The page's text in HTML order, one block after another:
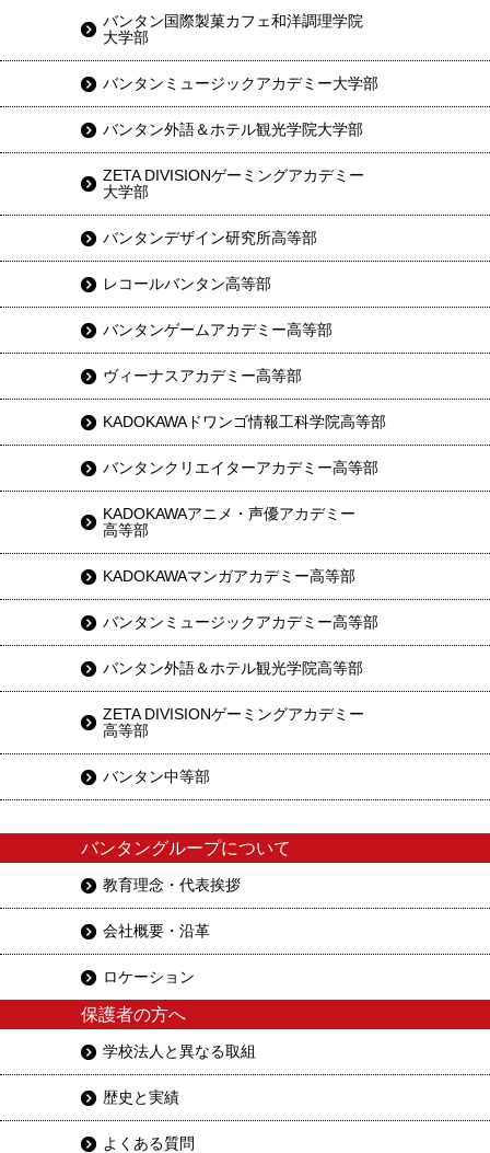
バンタン国際製菓カフェ和洋調理学院
大学部
バンタンミュージックアカデミー大学部
バンタン外語＆ホテル観光学院大学部
ZETA DIVISIONゲーミングアカデミー
大学部
バンタンデザイン研究所高等部
レコールバンタン高等部
バンタンゲームアカデミー高等部
ヴィーナスアカデミー高等部
KADOKAWAドワンゴ情報工科学院高等部
バンタンクリエイターアカデミー高等部
KADOKAWAアニメ・声優アカデミー
高等部
KADOKAWAマンガアカデミー高等部
バンタンミュージックアカデミー高等部
バンタン外語＆ホテル観光学院高等部
ZETA DIVISIONゲーミングアカデミー
高等部
バンタン中等部
バンタングループについて
教育理念・代表挨拶
会社概要・沿革
ロケーション
保護者の方へ
学校法人と異なる取組
歴史と実績
よくある質問